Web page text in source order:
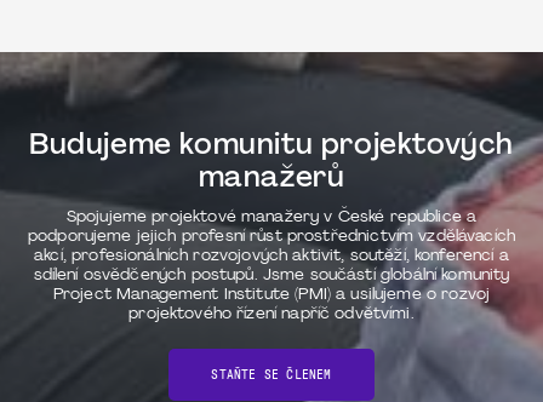
Budujeme komunitu projektových
manažerů
Spojujeme projektové manažery v České republice a
podporujeme jejich profesní růst prostřednictvím vzdělávacích
akcí, profesionálních rozvojových aktivit, soutěží, konferencí a
sdílení osvědčených postupů. Jsme součástí globální komunity
Project Management Institute (PMI) a usilujeme o rozvoj
projektového řízení napříč odvětvími.
STAŇTE SE ČLENEM